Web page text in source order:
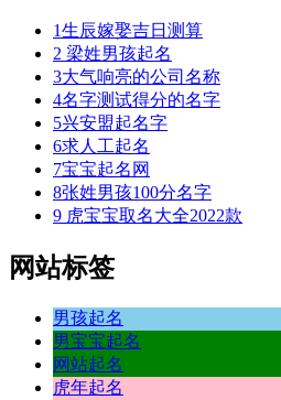
1生辰嫁娶吉日测算
2 梁姓男孩起名
3大气响亮的公司名称
4名字测试得分的名字
5兴安盟起名字
6求人工起名
7宝宝起名网
8张姓男孩100分名字
9 虎宝宝取名大全2022款
网站标签
男孩起名
男宝宝起名
网站起名
虎年起名